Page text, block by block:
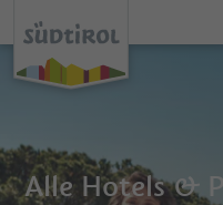
Alle Hotels &